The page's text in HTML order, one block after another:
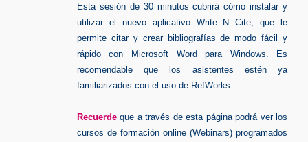
Esta sesión de 30 minutos cubrirá cómo instalar y
utilizar el nuevo aplicativo Write N Cite, que le
permite citar y crear bibliografías de modo fácil y
rápido con Microsoft Word para Windows. Es
recomendable que los asistentes estén ya
familiarizados con el uso de RefWorks.
Recuerdeque a través de esta página podrá ver los
cursos de formación online (Webinars) programados